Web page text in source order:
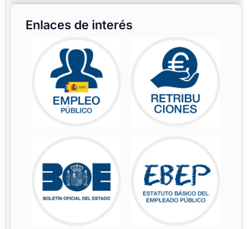
Enlaces de interés